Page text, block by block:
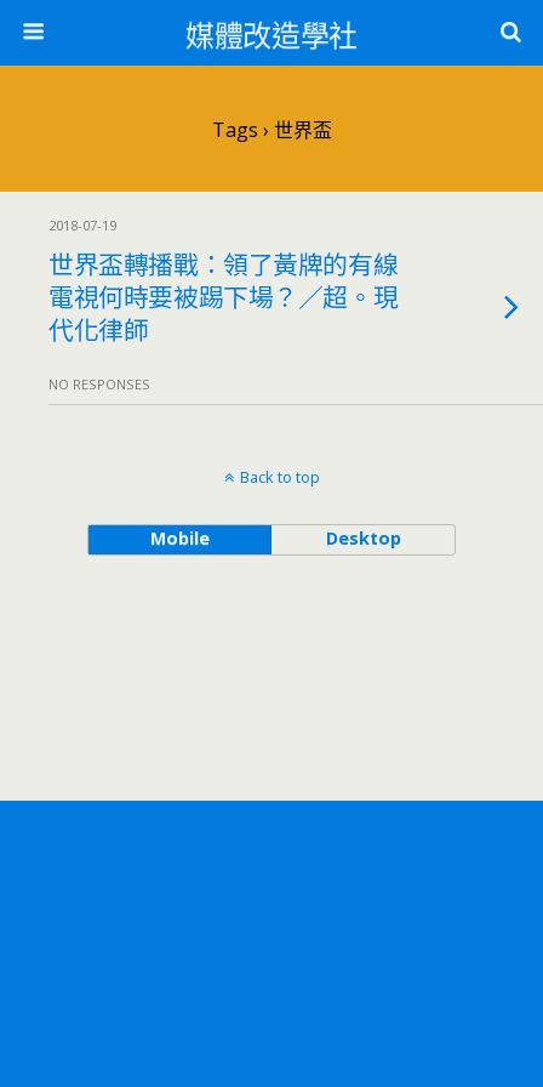
媒體改造學社
Tags › 世界盃
2018-07-19
世界盃轉播戰：領了黃牌的有線
電視何時要被踢下場？／超。現
代化律師
NO RESPONSES
Back to top
Mobile Desktop